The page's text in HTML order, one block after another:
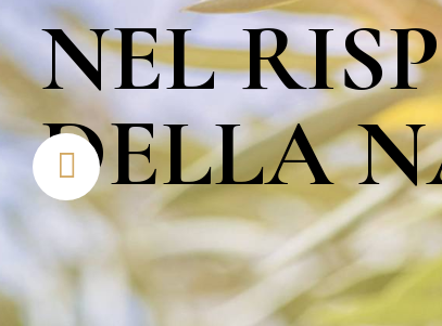
NEL
DELLA